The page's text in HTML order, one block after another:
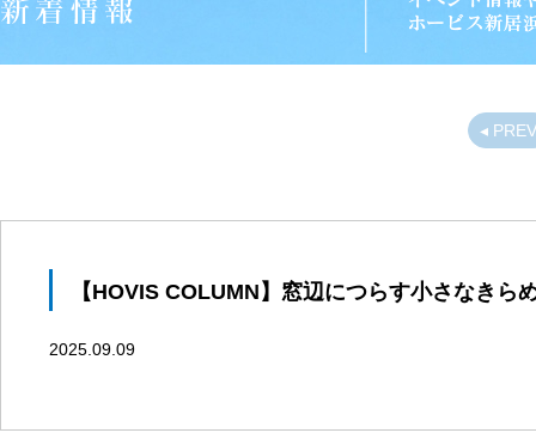
◂
【HOVIS COLUMN】窓辺につらす小さなきら
2025.09.09